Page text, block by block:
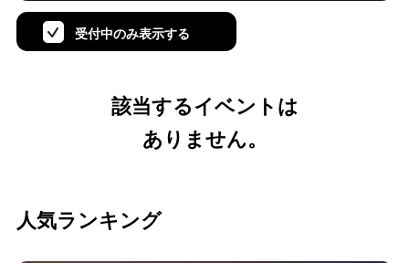
環境・エネルギー IoT#
スマートシティ
地方創生#製造#小売・流通# ロボティクス
#デジタルツイン#5G#スマートファクトリー
サプライチェーン#孤独#宇宙
受付中のみ表示する
該当するイベントは
ありません。
人気ランキング